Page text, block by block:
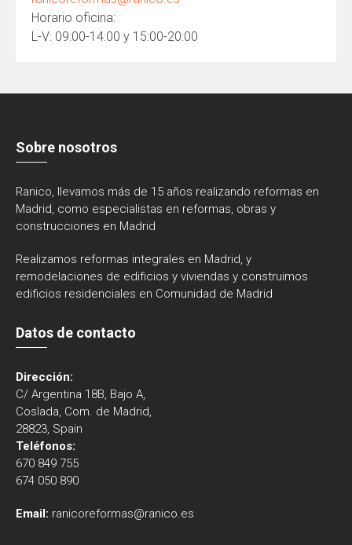
Horario oficina:
L-V: 09:00-14:00 y 15:00-20:00
Sobre nosotros
Ranico, llevamos más de 15 años realizando reformas en
Madrid, como especialistas en reformas, obras y
construcciones en Madrid
Realizamos reformas integrales en Madrid, y
remodelaciones de edificios y viviendas y construimos
edificios residenciales en Comunidad de Madrid
Datos de contacto
Dirección:
C/ Argentina 18B, Bajo A,
Coslada, Com. de Madrid,
28823, Spain
Teléfonos:
670 849 755
674 050 890
Email: ranicoreformas@ranico.es